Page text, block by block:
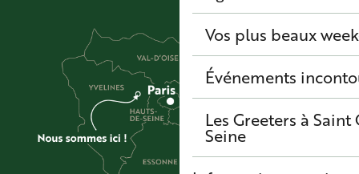
Vos plus beaux
Événements
Les Greeters à
Seine